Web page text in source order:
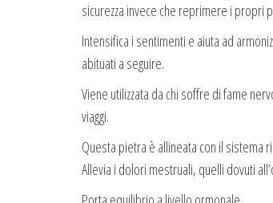
sicurezza invece che reprimere i propri
Intensifica i sentimenti e aiuta ad
abituati a seguire.
Viene utilizzata da chi soffre di fame
viaggi.
Questa pietra è allineata con il sistema
Allevia i dolori mestruali, quelli dovuti